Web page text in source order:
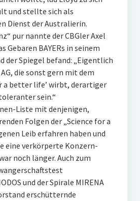
und stellte sich als
Dienst der Australierin.
pur nannte der CBGler Axel
Gebaren BAYERs in seinem
der Spiegel befand: „Eigentlich
die sonst gern mit dem
a better life’ wirbt, derartiger
sein.“
Liste mit denjenigen,
Folgen der „Science for a
Leib erfahren haben und
eine verkörperte Konzern-
noch länger. Auch zum
und der Spirale MIRENA
erschütternde